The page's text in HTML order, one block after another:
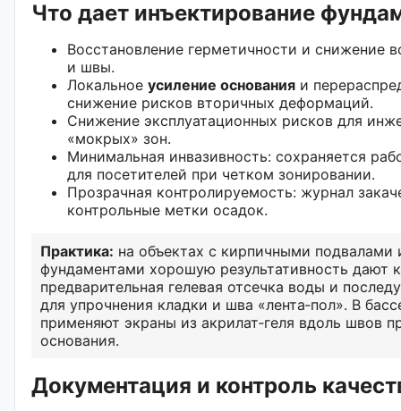
Что дает инъектирование
Восстановление герметичности и снижение
и швы.
Локальное усиление основания и
снижение рисков вторичных деформаций.
Снижение эксплуатационных рисков для
«мокрых» зон.
Минимальная инвазивность: сохраняется
для посетителей при четком зонировании.
Прозрачная контролируемость: журнал
контрольные метки осадок.
Практика: на объектах с кирпичными подвалами
фундаментами хорошую результативность
предварительная гелевая отсечка воды и
для упрочнения кладки и шва «лента‑пол». В
применяют экраны из акрилат‑геля вдоль швов
основания.
Документация и контроль